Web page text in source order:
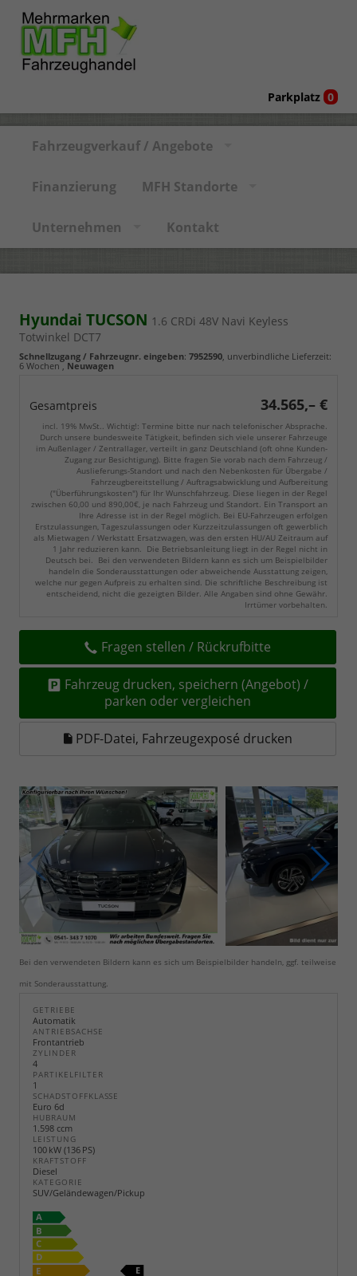
Parkplatz 0
Fahrzeugverkauf / Angebote
Finanzierung MFH Standorte
Unternehmen Kontakt
Hyundai TUCSON 1.6 CRDi 48V Navi Keyless
Totwinkel DCT7
Schnellzugang / Fahrzeugnr. eingeben: 7952590 , unverbindliche Lieferzeit:
6 Wochen, Neuwagen
Gesamtpreis 34.565,– €
incl. 19% MwSt.. Wichtig!: Termine bitte nur nach telefonischer Absprache.
Durch unsere bundesweite Tätigkeit, befinden sich viele unserer Fahrzeuge
im Außenlager / Zentrallager, verteilt in ganz Deutschland (oft ohne Kunden-
Zugang zur Besichtigung). Bitte fragen Sie vorab nach dem Fahrzeug /
Auslieferungs-Standort und nach den Nebenkosten für Übergabe /
Fahrzeugbereitstellung / Auftragsabwicklung und Aufbereitung
("Überführungskosten") für Ihr Wunschfahrzeug. Diese liegen in der Regel
zwischen 60,00 und 890,00€, je nach Fahrzeug und Standort. Ein Transport an
Ihre Adresse ist in der Regel möglich. Bei EU-Fahrzeugen erfolgen
Erstzulassungen, Tageszulassungen oder Kurzzeitzulassungen oft gewerblich
als Mietwagen / Werkstatt Ersatzwagen, was den ersten HU/AU Zeitraum auf
1 Jahr reduzieren kann. Die Betriebsanleitung liegt in der Regel nicht in
Deutsch bei. Bei den verwendeten Bildern kann es sich um Beispielbilder
handeln die Sonderausstattungen oder abweichende Ausstattung zeigen,
welche nur gegen Aufpreis zu erhalten sind. Die schriftliche Beschreibung ist
entscheidend, nicht die gezeigten Bilder. Alle Angaben sind ohne Gewähr.
Irrtümer vorbehalten.
Fragen stellen / Rückrufbitte
Fahrzeug drucken, speichern (Angebot) /
parken oder vergleichen
PDF-Datei, Fahrzeugexposé drucken
Bei den verwendeten Bildern kann es sich um Beispielbilder handeln, ggf. teilweise
mit Sonderausstattung.
GETRIEBE
Automatik
ANTRIEBSACHSE
Frontantrieb
ZYLINDER
4
PARTIKELFILTER
1
SCHADSTOFFKLASSE
Euro 6d
HUBRAUM
1.598 ccm
LEISTUNG
100 kW (136 PS)
KRAFTSTOFF
Diesel
KATEGORIE
SUV/Geländewagen/Pickup